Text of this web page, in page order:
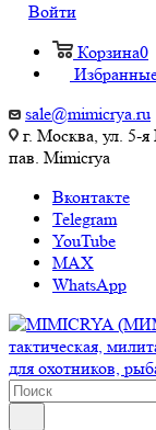
Войти
Корзина0
sale@mimicrya.ru
г. Москва, ул. 5-
пав. Mimicrya
Вконтакте
Telegram
YouTube
MAX
WhatsApp